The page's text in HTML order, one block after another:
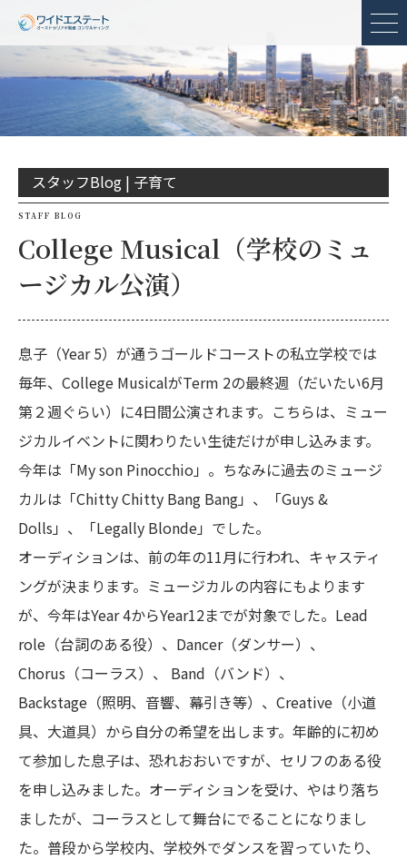
メ
スタッフBlog | 子育て
STAFF BLOG
College Musical（学校のミュ
ージカル公演）
息子（Year 5）が通うゴールドコーストの私立学校では
毎年、College MusicalがTerm 2の最終週（だいたい6月
第２週ぐらい）に4日間公演されます。こちらは、ミュー
ジカルイベントに関わりたい生徒だけが申し込みます。
今年は「My son Pinocchio」。ちなみに過去のミュージ
カルは「Chitty Chitty Bang Bang」、「Guys &
Dolls」、「Legally Blonde」でした。
オーディションは、前の年の11月に行われ、キャスティ
ングが決まります。ミュージカルの内容にもよります
が、今年はYear 4からYear12までが対象でした。Lead
role（台詞のある役）、Dancer（ダンサー）、
Chorus（コーラス）、 Band（バンド）、
Backstage（照明、音響、幕引き等）、Creative（小道
具、大道具）から自分の希望を出します。年齢的に初め
て参加した息子は、恐れおおいですが、セリフのある役
を申し込みました。オーディションを受け、やはり落ち
ましたが、コーラスとして舞台にでることになりまし
た。普段から学校内、学校外でダンスを習っていたり、